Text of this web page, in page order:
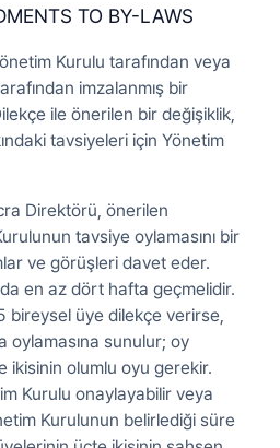
TO BY-LAWS
Kurulu tarafından veya
imzalanmış bir
ile önerilen bir değişiklik,
tavsiyeleri için Yönetim
Direktörü, önerilen
tavsiye oylamasını bir
ve görüşleri davet eder.
en az dört hafta geçmelidir.
bireysel üye dilekçe verirse,
oylamasına sunulur; oy
ikisinin olumlu oyu gerekir.
Kurulu onaylayabilir veya
Kurulunun belirlediği süre